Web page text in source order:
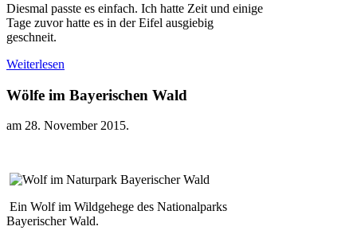
Diesmal passte es einfach. Ich hatte Zeit und einige
Tage zuvor hatte es in der Eifel ausgiebig
geschneit.
Weiterlesen
Wölfe im Bayerischen Wald
am 28. November 2015.
Ein Wolf im Wildgehege des Nationalparks
Bayerischer Wald.